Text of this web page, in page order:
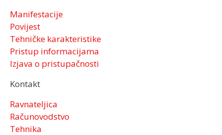
Manifestacije
Povijest
Tehničke karakteristike
Pristup informacijama
Izjava o pristupačnosti
Kontakt
Ravnateljica
Računovodstvo
Tehnika